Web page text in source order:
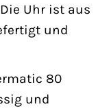
Uhr ist aus
und
80
und